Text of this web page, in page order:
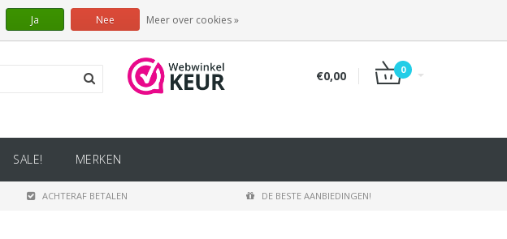
€0,00 0
SALE! MERKEN
ACHTERAF BETALEN DE BESTE AANBIEDINGEN!
Ja Nee Meer over cookies »